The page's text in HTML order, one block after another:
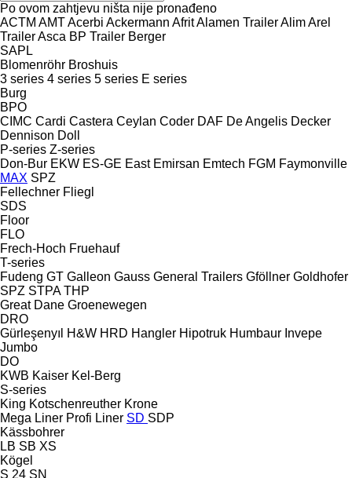
Po ovom zahtjevu ništa nije pronađeno
ACTM AMTAcerbi Ackermann AfritAlamen TrailerAlimArel
TrailerAsca BP Trailer Berger
SAPL
Blomenröhr Broshuis
3 series 4 series 5 series E series
Burg
BPO
CIMC Cardi Castera Ceylan Coder DAF De Angelis Decker
Dennison Doll
P-series Z-series
Don-Bur EKW ES-GE East Emirsan Emtech FGM Faymonville
MAX SPZ
Fellechner Fliegl
SDS
Floor
FLO
Frech-Hoch Fruehauf
T-series
Fudeng GT Galleon Gauss General Trailers Gföllner Goldhofer
SPZ STPA THP
Great Dane Groenewegen
DRO
Gürleşenyıl
H&W HRD Hangler Hipotruk Humbaur Invepe
Jumbo
DO
KWB Kaiser Kel-Berg
S-series
King Kotschenreuther Krone
Mega Liner Profi Liner SD SDP
Kässbohrer
LB SB XS
Kögel
S 24 SN